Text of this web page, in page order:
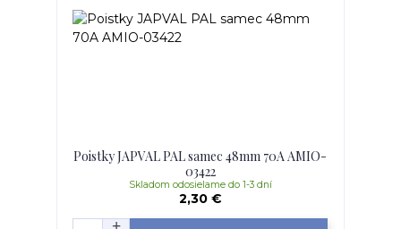
Poistky JAPVAL PAL samec 48mm 70A AMIO-
03422
2,30 €
Skladom odosielame do 1-3 dní